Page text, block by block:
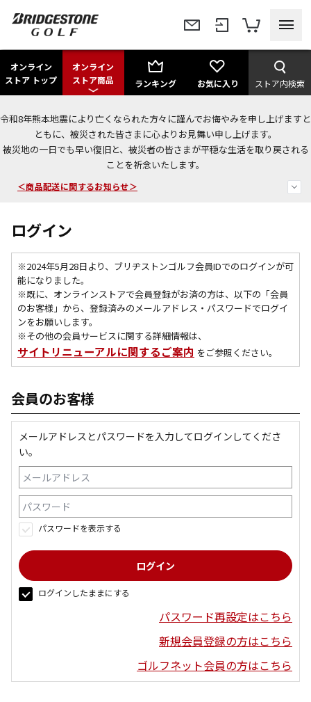
オンライン
ストア トップ
オンライン
ストア商品
ランキング お気に入り ストア内検索
令和8年熊本地震により亡くなられた方々に謹んでお悔やみを申し上げますと
ともに、被災された皆さまに心よりお見舞い申し上げます。
被災地の一日でも早い復旧と、被災者の皆さまが平穏な生活を取り戻される
ことを祈念いたします。
＜夏季休暇中のご注文・発送・お問い合わせ＞
今なら新規会員登録で1,000円OFFクーポンプレゼント！
＜商品配送に関するお知らせ＞
ログイン
※2024年5月28日より、ブリヂストンゴルフ会員IDでのログインが可
能になりました。
※既に、 オンラインストアで会員登録がお済の方は、以下の「会員
のお客様」から、登録済みのメールアドレス・パスワードでログイ
ンをお願いします。
※その他の会員サービスに関する詳細情報は、
サイトリニューアルに関するご案内 をご参照ください。
会員のお客様
メールアドレスとパスワードを入力してログインしてくださ
い。
パスワードを表示する
ログインしたままにする
パスワード再設定はこちら
新規会員登録の方はこちら
ゴルフネット会員の方はこちら